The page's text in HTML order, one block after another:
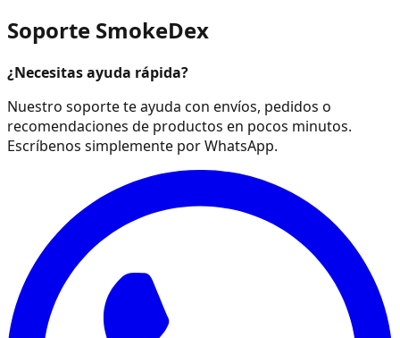
Soporte SmokeDex
¿Necesitas ayuda rápida?
Nuestro soporte te ayuda con envíos, pedidos o
recomendaciones de productos en pocos minutos.
Escríbenos simplemente por WhatsApp.